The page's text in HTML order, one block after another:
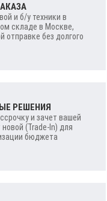
и б/у техники в
складе в Москве,
отправке без долгого
РЕШЕНИЯ
и зачет вашей
(Trade-In) для
бюджета